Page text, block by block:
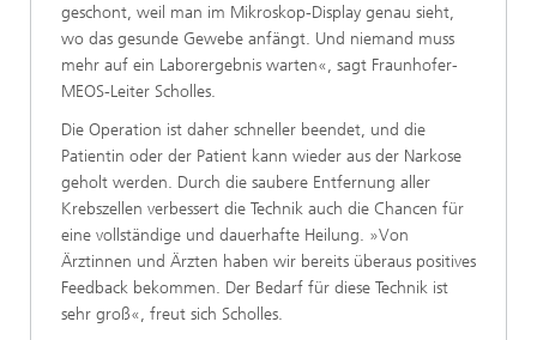
geschont, weil man im Mikroskop-Display genau sieht,
wo das gesunde Gewebe anfängt. Und niemand muss
mehr auf ein Laborergebnis warten«, sagt Fraunhofer-
MEOS-Leiter Scholles.
Die Operation ist daher schneller beendet, und die
Patientin oder der Patient kann wieder aus der Narkose
geholt werden. Durch die saubere Entfernung aller
Krebszellen verbessert die Technik auch die Chancen für
eine vollständige und dauerhafte Heilung. »Von
Ärztinnen und Ärzten haben wir bereits überaus positives
Feedback bekommen. Der Bedarf für diese Technik ist
sehr groß«, freut sich Scholles.